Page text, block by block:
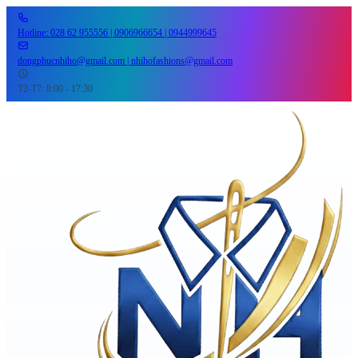
Hotline: 028 62 955556 | 0906966654 | 0944999645
dongphucnhiho@gmail.com | nhihofashions@gmail.com
T2-T7: 8:00 - 17:30